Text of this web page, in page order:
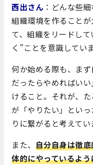
西出さん ：どんな些
組織環境を作ること
て、組織をリードし
く”ことを意識していま
何か始める際も、ま
だったらやめればい
けること。それが、
が「やりたい」とい
りに繋がると考えてい
また、 自分自身は徹
体的にやっているよ